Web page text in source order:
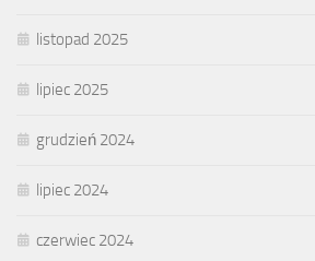
listopad 2025
lipiec 2025
grudzień 2024
lipiec 2024
czerwiec 2024